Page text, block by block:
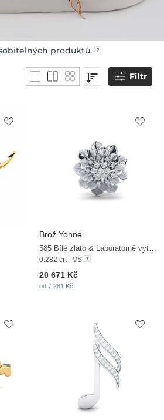
produktů.
Filtr
Brož Yonne
585 Bílé zlato & Laboratorně vytvořené diamanty
0.282 crt - VS
20 671 Kč
od 7 281 Kč